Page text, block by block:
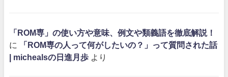
「ROM専」の使い方や意味、例文や類義語を徹底解説！
に
「ROM専の人って何がしたいの？」って質問された話
| michealsの日進月歩 より